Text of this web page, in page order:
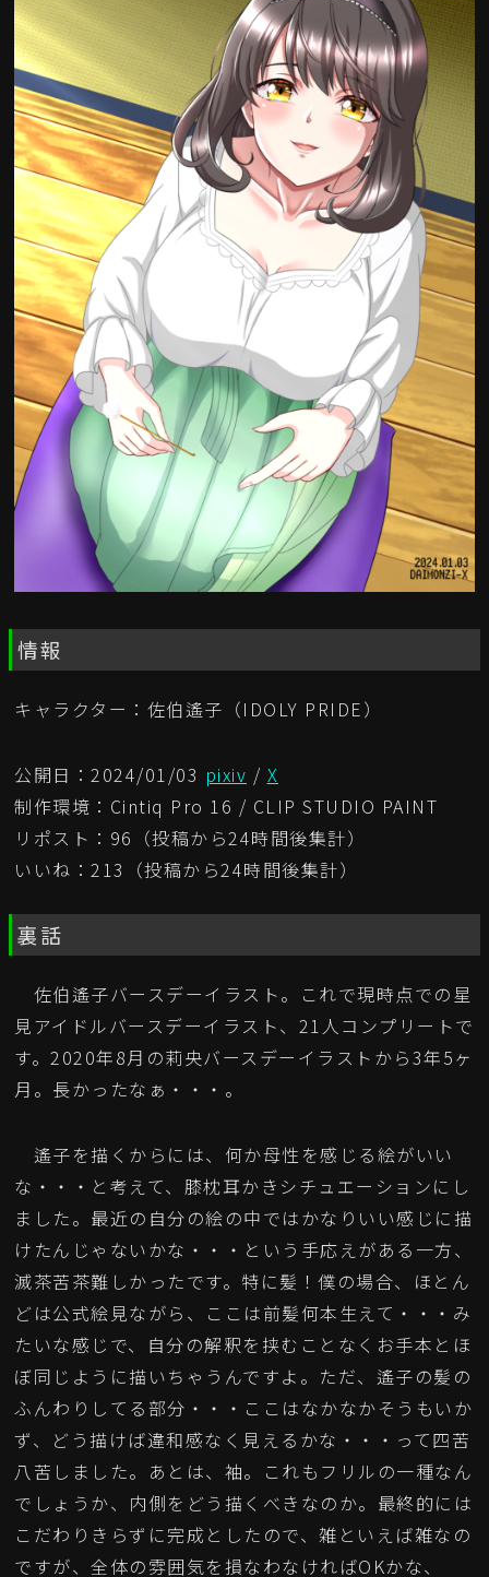
情報
キャラクター：佐伯遙子（IDOLY PRIDE）
公開日：2024/01/03 pixiv / X
制作環境：Cintiq Pro 16 / CLIP STUDIO PAINT
リポスト：96（投稿から24時間後集計）
いいね：213（投稿から24時間後集計）
裏話
佐伯遙子バースデーイラスト。これで現時点での星
見アイドルバースデーイラスト、21人コンプリートで
す。2020年8月の莉央バースデーイラストから3年5ヶ
月。長かったなぁ・・・。
遙子を描くからには、何か母性を感じる絵がいい
な・・・と考えて、膝枕耳かきシチュエーションにし
ました。最近の自分の絵の中ではかなりいい感じに描
けたんじゃないかな・・・という手応えがある一方、
滅茶苦茶難しかったです。特に髪！僕の場合、ほとん
どは公式絵見ながら、ここは前髪何本生えて・・・み
たいな感じで、自分の解釈を挟むことなくお手本とほ
ぼ同じように描いちゃうんですよ。ただ、遙子の髪の
ふんわりしてる部分・・・ここはなかなかそうもいか
ず、どう描けば違和感なく見えるかな・・・って四苦
八苦しました。あとは、袖。これもフリルの一種なん
でしょうか、内側をどう描くべきなのか。最終的には
こだわりきらずに完成としたので、雑といえば雑なの
ですが、全体の雰囲気を損なわなければOKかな、